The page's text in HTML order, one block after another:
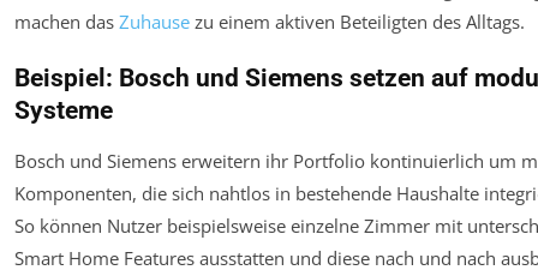
machen das Zuhause zu einem aktiven Beteiligten des Alltags.
Beispiel: Bosch und Siemens setzen auf
Systeme
Bosch und Siemens erweitern ihr Portfolio kontinuierlich um
Komponenten, die sich nahtlos in bestehende Haushalte
So können Nutzer beispielsweise einzelne Zimmer mit
Smart Home Features ausstatten und diese nach und nach